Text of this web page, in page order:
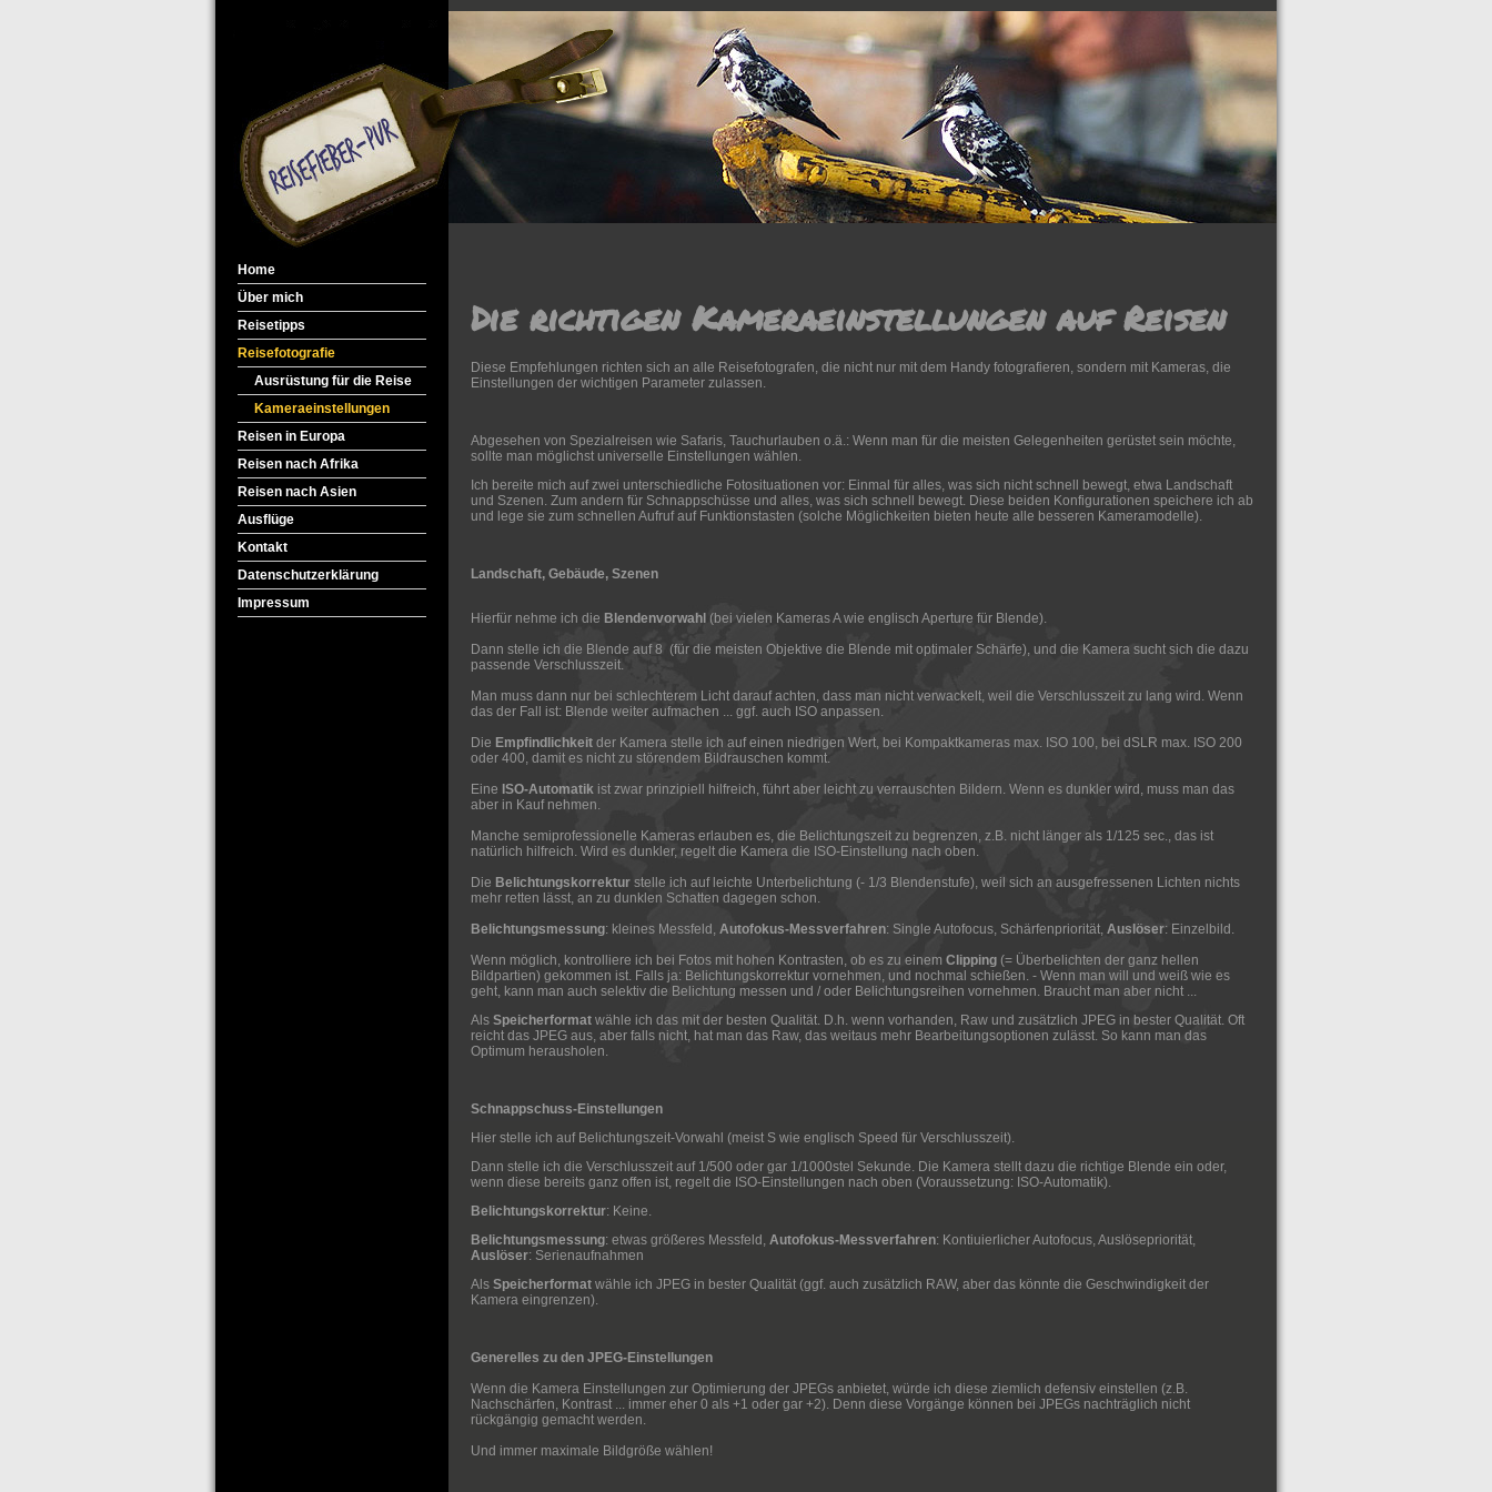
Home
Über mich
Reisetipps
Reisefotografie
Ausrüstung für die Reise
Kameraeinstellungen
Reisen in Europa
Reisen nach Afrika
Reisen nach Asien
Ausflüge
Kontakt
Datenschutzerklärung
Impressum
Die richtigen Kameraeinstellungen auf Reisen
Diese Empfehlungen richten sich an alle Reisefotografen, die nicht nur mit dem Handy fotografieren, sondern mit Kameras, die
Einstellungen der wichtigen Parameter zulassen.
Abgesehen von Spezialreisen wie Safaris, Tauchurlauben o.ä.: Wenn man für die meisten Gelegenheiten gerüstet sein möchte,
sollte man möglichst universelle Einstellungen wählen.
Ich bereite mich auf zwei unterschiedliche Fotosituationen vor: Einmal für alles, was sich nicht schnell bewegt, etwa Landschaft
und Szenen. Zum andern für Schnappschüsse und alles, was sich schnell bewegt. Diese beiden Konfigurationen speichere ich ab
und lege sie zum schnellen Aufruf auf Funktionstasten (solche Möglichkeiten bieten heute alle besseren Kameramodelle).
Landschaft, Gebäude, Szenen
Hierfür nehme ich die Blendenvorwahl (bei vielen Kameras A wie englisch Aperture für Blende).
Dann stelle ich die Blende auf 8 (für die meisten Objektive die Blende mit optimaler Schärfe), und die Kamera sucht sich die dazu
passende Verschlusszeit.
Man muss dann nur bei schlechterem Licht darauf achten, dass man nicht verwackelt, weil die Verschlusszeit zu lang wird. Wenn
das der Fall ist: Blende weiter aufmachen ... ggf. auch ISO anpassen.
Die Empfindlichkeit der Kamera stelle ich auf einen niedrigen Wert, bei Kompaktkameras max. ISO 100, bei dSLR max. ISO 200
oder 400, damit es nicht zu störendem Bildrauschen kommt.
Eine ISO-Automatik ist zwar prinzipiell hilfreich, führt aber leicht zu verrauschten Bildern. Wenn es dunkler wird, muss man das
aber in Kauf nehmen.
Manche semiprofessionelle Kameras erlauben es, die Belichtungszeit zu begrenzen, z.B. nicht länger als 1/125 sec., das ist
natürlich hilfreich. Wird es dunkler, regelt die Kamera die ISO-Einstellung nach oben.
Die Belichtungskorrektur stelle ich auf leichte Unterbelichtung (- 1/3 Blendenstufe), weil sich an ausgefressenen Lichten nichts
mehr retten lässt, an zu dunklen Schatten dagegen schon.
Belichtungsmessung: kleines Messfeld, Autofokus-Messverfahren: Single Autofocus, Schärfenpriorität, Auslöser: Einzelbild.
Wenn möglich, kontrolliere ich bei Fotos mit hohen Kontrasten, ob es zu einem Clipping (= Überbelichten der ganz hellen
Bildpartien) gekommen ist. Falls ja: Belichtungskorrektur vornehmen, und nochmal schießen. - Wenn man will und weiß wie es
geht, kann man auch selektiv die Belichtung messen und / oder Belichtungsreihen vornehmen. Braucht man aber nicht ...
Als Speicherformat wähle ich das mit der besten Qualität. D.h. wenn vorhanden, Raw und zusätzlich JPEG in bester Qualität. Oft
reicht das JPEG aus, aber falls nicht, hat man das Raw, das weitaus mehr Bearbeitungsoptionen zulässt. So kann man das
Optimum herausholen.
Schnappschuss-Einstellungen
Hier stelle ich auf Belichtungszeit-Vorwahl (meist S wie englisch Speed für Verschlusszeit).
Dann stelle ich die Verschlusszeit auf 1/500 oder gar 1/1000stel Sekunde. Die Kamera stellt dazu die richtige Blende ein oder,
wenn diese bereits ganz offen ist, regelt die ISO-Einstellungen nach oben (Voraussetzung: ISO-Automatik).
Belichtungskorrektur: Keine.
Belichtungsmessung: etwas größeres Messfeld, Autofokus-Messverfahren: Kontiuierlicher Autofocus, Auslösepriorität,
Auslöser: Serienaufnahmen
Als Speicherformat wähle ich JPEG in bester Qualität (ggf. auch zusätzlich RAW, aber das könnte die Geschwindigkeit der
Kamera eingrenzen).
Generelles zu den JPEG-Einstellungen
Wenn die Kamera Einstellungen zur Optimierung der JPEGs anbietet, würde ich diese ziemlich defensiv einstellen (z.B.
Nachschärfen, Kontrast ... immer eher 0 als +1 oder gar +2). Denn diese Vorgänge können bei JPEGs nachträglich nicht
rückgängig gemacht werden.
Und immer maximale Bildgröße wählen!